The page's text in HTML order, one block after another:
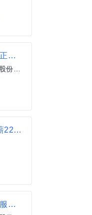
287 新竹西大餐廳 大夜正職服務員(全職)
麥當勞授權發展商_和德昌股份有限公司
蘆竹中班☞理貨員✔時薪226✔可日領✔見紅休NL
257 永和中山餐廳 大夜服務員(兼職)